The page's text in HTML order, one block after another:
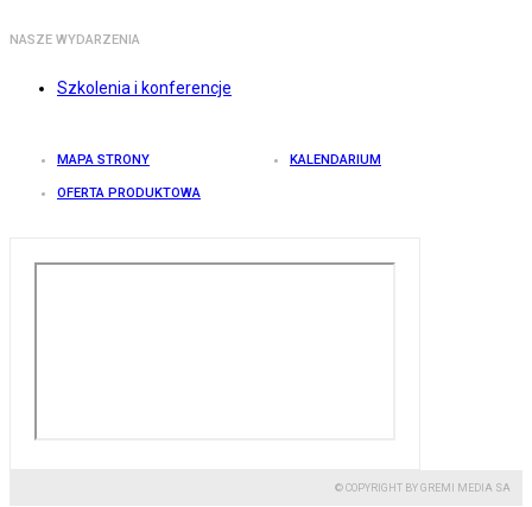
NASZE WYDARZENIA
Szkolenia i konferencje
MAPA STRONY KALENDARIUM
OFERTA PRODUKTOWA
© COPYRIGHT BY GREMI MEDIA SA